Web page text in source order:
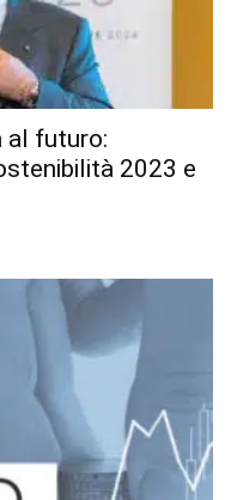
al futuro:
2023 e